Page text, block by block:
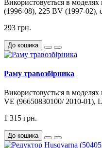
Використовується в
(1996-08), 225 BV (1997-02),
293 грн.
До кошика
Раму травозбірника
Використовується в
VE (96650830100/ 2010-01),
1 315 грн.
До кошика